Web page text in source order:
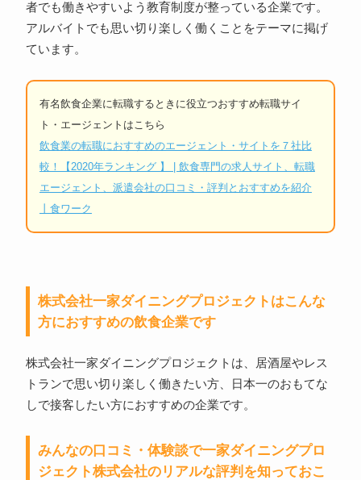
者でも働きやすいよう教育制度が整っている企業です。
アルバイトでも思い切り楽しく働くことをテーマに掲げ
ています。
有名飲食企業に転職するときに役立つおすすめ転職サイ
ト・エージェントはこちら
飲食業の転職におすすめのエージェント・サイトを７社比
較！【2020年ランキング 】 | 飲食専門の求人サイト、転職
エージェント、派遣会社の口コミ・評判とおすすめを紹介
丨食ワーク
株式会社一家ダイニングプロジェクトはこんな
方におすすめの飲食企業です
株式会社一家ダイニングプロジェクトは、居酒屋やレス
トランで思い切り楽しく働きたい方、日本一のおもてな
しで接客したい方におすすめの企業です。
みんなの口コミ・体験談で一家ダイニングプロ
ジェクト株式会社のリアルな評判を知っておこ